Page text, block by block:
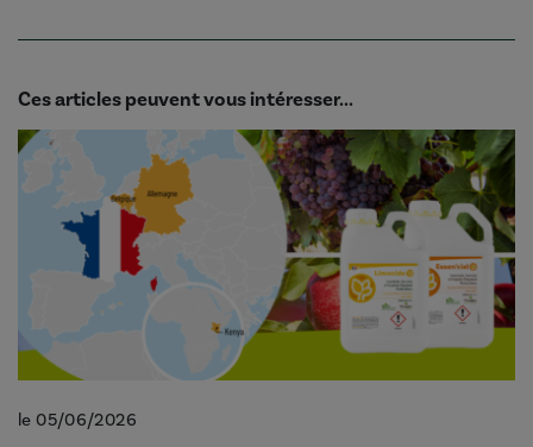
Ces articles peuvent vous intéresser...
le 05/06/2026